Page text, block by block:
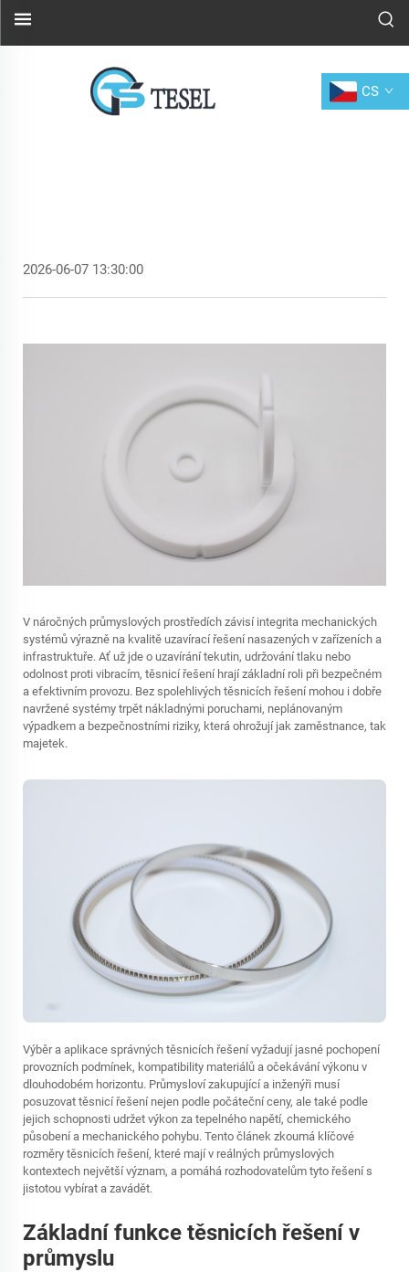
CS
2026-06-07 13:30:00
V náročných průmyslových prostředích závisí integrita mechanických
systémů výrazně na kvalitě uzavírací řešení nasazených v zařízeních a
infrastruktuře. Ať už jde o uzavírání tekutin, udržování tlaku nebo
odolnost proti vibracím, těsnicí řešení hrají základní roli při bezpečném
a efektivním provozu. Bez spolehlivých těsnicích řešení mohou i dobře
navržené systémy trpět nákladnými poruchami, neplánovaným
výpadkem a bezpečnostními riziky, která ohrožují jak zaměstnance, tak
majetek.
Výběr a aplikace správných těsnicích řešení vyžadují jasné pochopení
provozních podmínek, kompatibility materiálů a očekávání výkonu v
dlouhodobém horizontu. Průmysloví zakupující a inženýři musí
posuzovat těsnicí řešení nejen podle počáteční ceny, ale také podle
jejich schopnosti udržet výkon za tepelného napětí, chemického
působení a mechanického pohybu. Tento článek zkoumá klíčové
rozměry těsnicích řešení, které mají v reálných průmyslových
kontextech největší význam, a pomáhá rozhodovatelům tyto řešení s
jistotou vybírat a zavádět.
Základní funkce těsnicích řešení v
průmyslu